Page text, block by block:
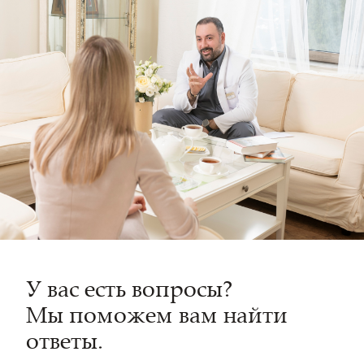
У вас есть вопросы?
Мы поможем вам найти
ответы.